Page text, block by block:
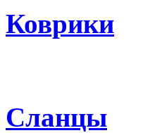
Коврики
Сланцы